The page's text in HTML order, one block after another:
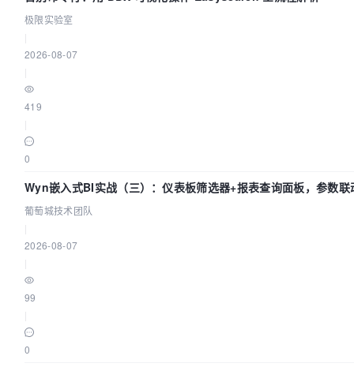
极限实验室
2026-08-07
419
0
Wyn嵌入式BI实战（三）：仪表板筛选器+报表查询面板，参数联
葡萄城技术团队
2026-08-07
99
0